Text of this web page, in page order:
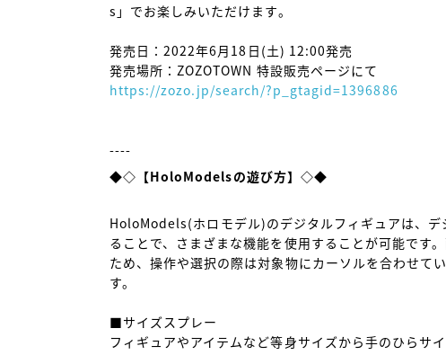
s」でお楽しみいただけます。
発売日：2022年6月18日(土) 12:00発売
https://zozo.jp/search/?p_gtagid=1396886
◆◇【HoloModelsの遊び方】◇◆
HoloModels(ホロモデル)のデジタルフィギュアは、デ
ることで、さまざまな機能を使用することが可能です
ため、操作や選択の際は対象物にカーソルを合わせて
す。
■サイズスプレー
フィギュアやアイテムなど等身サイズから手のひらサ